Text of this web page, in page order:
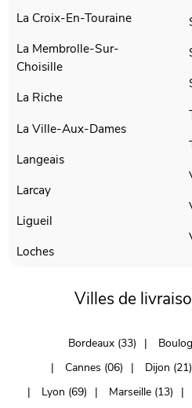
La Croix-En-Touraine
La Membrolle-Sur-
Choisille
La Riche
La Ville-Aux-Dames
Langeais
Larcay
Ligueil
Loches
Villes de
Bordeaux (33)
Cannes (06)
Dijon (21)
Lyon (69)
Marseille (13)